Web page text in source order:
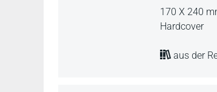
170 X 240
Hardcover
aus der